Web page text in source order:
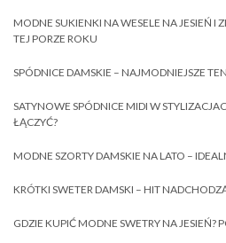
MODNE SUKIENKI NA WESELE NA JESIEŃ I
TEJ PORZE ROKU
SPÓDNICE DAMSKIE – NAJMODNIEJSZE
SATYNOWE SPÓDNICE MIDI W
ŁĄCZYĆ?
MODNE SZORTY DAMSKIE NA LATO –
KRÓTKI SWETER DAMSKI – HIT
GDZIE KUPIĆ MODNE SWETRY NA JESIEŃ?